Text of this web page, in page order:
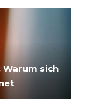
Warum sich